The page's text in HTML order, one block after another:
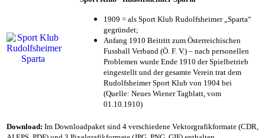
1909 = als Sport Klub Rudolfsheimer „Sparta“
gegründet;
Anfang 1910 Beitritt zum Österreichischen
Fussball Verband (Ö. F. V.) – nach personellen
Problemen wurde Ende 1910 der Spielbetrieb
eingestellt und der gesamte Verein trat dem
Rudolfsheimer Sport Klub von 1904 bei
(Quelle: Neues Wiener Tagblatt, vom
01.10.1910)
Download: Im Downloadpaket sind 4 verschiedene Vektorgrafikformate (CDR,